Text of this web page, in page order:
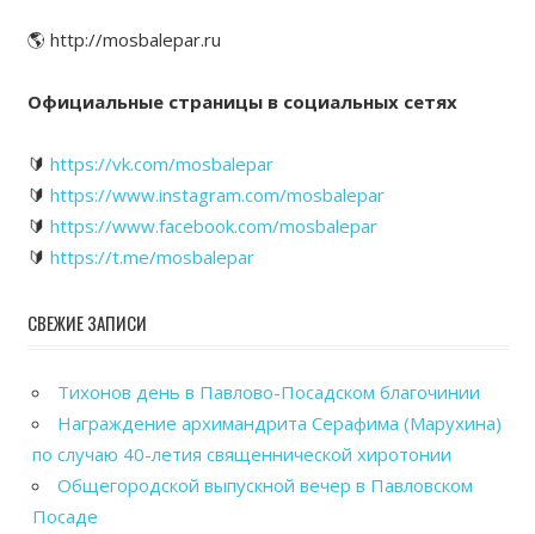
🌎 http://mosbalepar.ru
Официальные страницы в социальных сетях
🔰 https://vk.com/mosbalepar
🔰 https://www.instagram.com/mosbalepar
🔰 https://www.facebook.com/mosbalepar
🔰 https://t.me/mosbalepar
СВЕЖИЕ ЗАПИСИ
Тихонов день в Павлово-Посадском благочинии
Награждение архимандрита Серафима (Марухина)
по случаю 40-летия священнической хиротонии
Общегородской выпускной вечер в Павловском
Посаде